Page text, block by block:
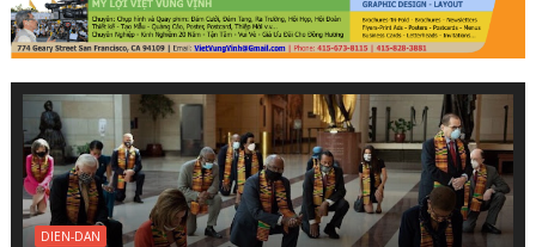
DIEN-DAN